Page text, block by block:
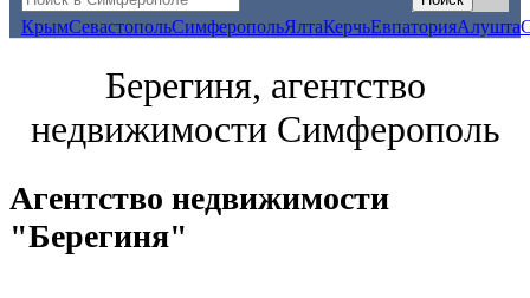
КрымСевастопольСимферопольЯлтаКерчьЕвпаторияАлушта
Берегиня, агентство
недвижимости Симферополь
Агентство недвижимости
"Берегиня"